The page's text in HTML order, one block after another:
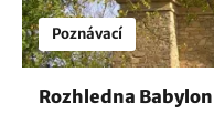
Poznávací
Rozhledna